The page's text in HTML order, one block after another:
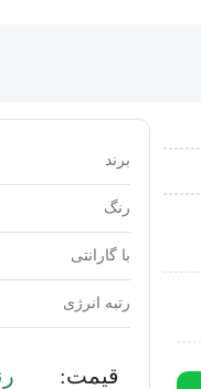
برند
رنگ
با گارانتی
رتبه انرژی
قیمت: